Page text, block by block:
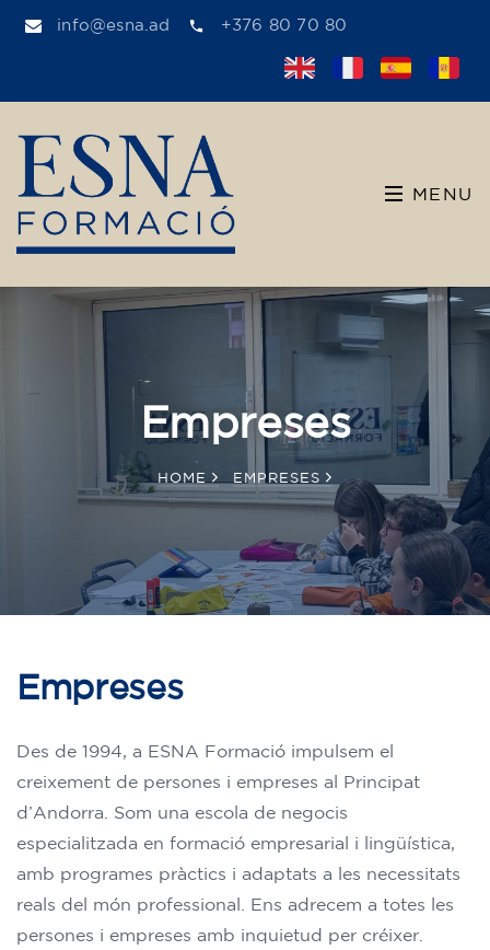
info@esna.ad +376 80 70 80
MENU
Empreses
HOME EMPRESES
Empreses
Des de 1994, a ESNA Formació impulsem el
creixement de persones i empreses al Principat
d’Andorra. Som una escola de negocis
especialitzada en formació empresarial i lingüística,
amb programes pràctics i adaptats a les necessitats
reals del món professional. Ens adrecem a totes les
persones i empreses amb inquietud per créixer.